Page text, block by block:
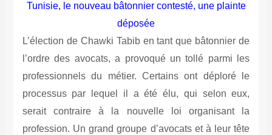
Tunisie, le nouveau bâtonnier contesté, une plainte
déposée
L’élection de Chawki Tabib en tant que bâtonnier de
l’ordre des avocats, a provoqué un tollé parmi les
professionnels du métier. Certains ont déploré le
processus par lequel il a été élu, qui selon eux,
serait contraire à la nouvelle loi organisant la
profession. Un grand groupe d’avocats et à leur tête